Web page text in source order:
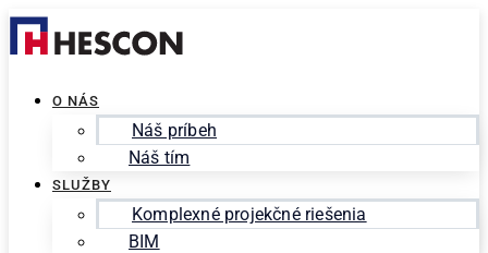
Preskočiť
na
O NÁS
Náš príbeh
Náš tím
SLUŽBY
Komplexné projekčné riešenia
BIM
for: